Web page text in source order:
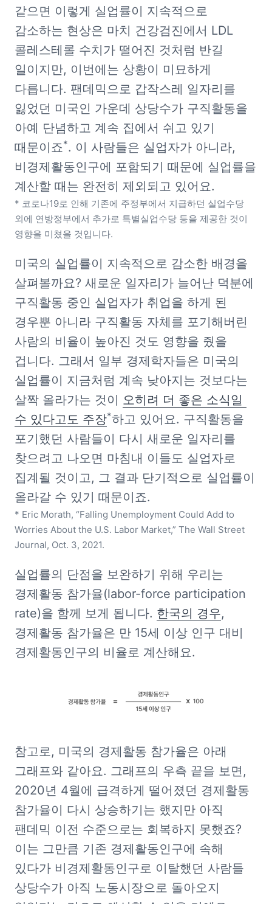
같으면 이렇게 실업률이 지속적으로
감소하는 현상은 마치 건강검진에서 LDL
콜레스테롤 수치가 떨어진 것처럼 반길
일이지만, 이번에는 상황이 미묘하게
다릅니다. 팬데믹으로 갑작스레 일자리를
잃었던 미국인 가운데 상당수가 구직활동을
아예 단념하고 계속 집에서 쉬고 있기
때문이죠*. 이 사람들은 실업자가 아니라,
비경제활동인구에 포함되기 때문에 실업률을
* 코로나19로 인해 기존에 주정부에서 지급하던 실업수당
외에 연방정부에서 추가로 특별실업수당 등을 제공한 것이
영향을 미쳤을 것입니다.
미국의 실업률이 지속적으로 감소한 배경을
살펴볼까요? 새로운 일자리가 늘어난 덕분에
구직활동 중인 실업자가 취업을 하게 된
경우뿐 아니라 구직활동 자체를 포기해버린
사람의 비율이 높아진 것도 영향을 줬을
겁니다. 그래서 일부 경제학자들은 미국의
실업률이 지금처럼 계속 낮아지는 것보다는
살짝 올라가는 것이 오히려 더 좋은 소식일
수 있다고도 주장*하고 있어요. 구직활동을
포기했던 사람들이 다시 새로운 일자리를
찾으려고 나오면 마침내 이들도 실업자로
집계될 것이고, 그 결과 단기적으로 실업률이
* Eric Morath, “Falling Unemployment Could Add to
Worries About the U.S. Labor Market,” The Wall Street
Journal, Oct. 3, 2021.
실업률의 단점을 보완하기 위해 우리는
경제활동 참가율(labor-force participation
rate)을 함께 보게 됩니다. 한국의 경우,
경제활동 참가율은 만 15세 이상 인구 대비
경제활동인구의 비율로 계산해요.
참고로, 미국의 경제활동 참가율은 아래
그래프와 같아요. 그래프의 우측 끝을 보면,
2020년 4월에 급격하게 떨어졌던 경제활동
참가율이 다시 상승하기는 했지만 아직
팬데믹 이전 수준으로는 회복하지 못했죠?
이는 그만큼 기존 경제활동인구에 속해
있다가 비경제활동인구로 이탈했던 사람들
상당수가 아직 노동시장으로 돌아오지